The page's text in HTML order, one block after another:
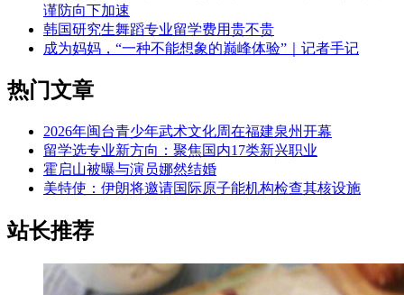
谨防向下加速
韩国研究生舞蹈专业留学费用贵不贵
成为妈妈，“一种不能想象的巅峰体验”｜记者手记
热门文章
2026年闽台青少年武术文化周在福建泉州开幕
留学选专业新方向：聚焦国内17类新兴职业
霍启山被曝与演员娜然结婚
美特使：伊朗将邀请国际原子能机构检查其核设施
站长推荐